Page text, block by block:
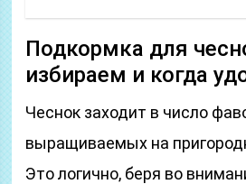
Подкормка для
избираем и когда
Чеснок заходит в число
выращиваемых на
Это логично, беря во